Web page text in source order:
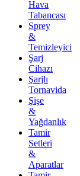
Hava
Tabancası
Sprey
&
Temizleyici
Şarj
Cihazı
Şarjlı
Tornavida
Şişe
&
Yağdanlık
Tamir
Setleri
&
Aparatlar